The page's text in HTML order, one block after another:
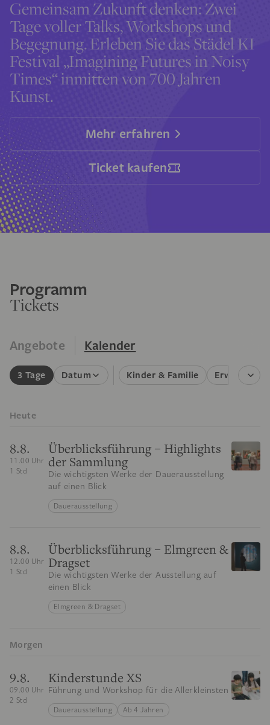
Gemeinsam Zukunft denken: Zwei
Tage voller Talks, Workshops und
Begegnung. Erleben Sie das Städel KI
Festival „Imagining Futures in Noisy
Times“ inmitten von 700 Jahren
Kunst.
Mehr erfahren
Ticket kaufen
Programm
Tickets
Angebote Kalender
3 Tage Datum Kinder & Familie Erwachsene
Heute
8.8.
11.00 Uhr
1 Std
Überblicksführung – Highlights
der Sammlung
Die wichtigsten Werke der Dauerausstellung
auf einen Blick
Dauerausstellung
8.8.
12.00 Uhr
1 Std
Überblicksführung – Elmgreen &
Dragset
Die wichtigsten Werke der Ausstellung auf
einen Blick
Elmgreen & Dragset
Morgen
9.8.
09.00 Uhr
2 Std
Kinderstunde XS
Führung und Workshop für die Allerkleinsten
Dauerausstellung Ab 4 Jahren